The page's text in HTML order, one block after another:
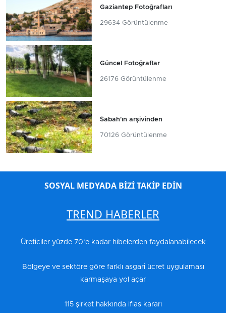
Gaziantep Fotoğrafları
29634 Görüntülenme
Güncel Fotoğraflar
26176 Görüntülenme
Sabah'ın arşivinden
70126 Görüntülenme
SOSYAL MEDYADA BİZİ TAKİP EDİN
TREND HABERLER
Üreticiler yüzde 70’e kadar hibelerden faydalanabilecek
Bölgeye ve sektöre göre farklı asgari ücret uygulaması
karmaşaya yol açar
115 şirket hakkında iflas kararı